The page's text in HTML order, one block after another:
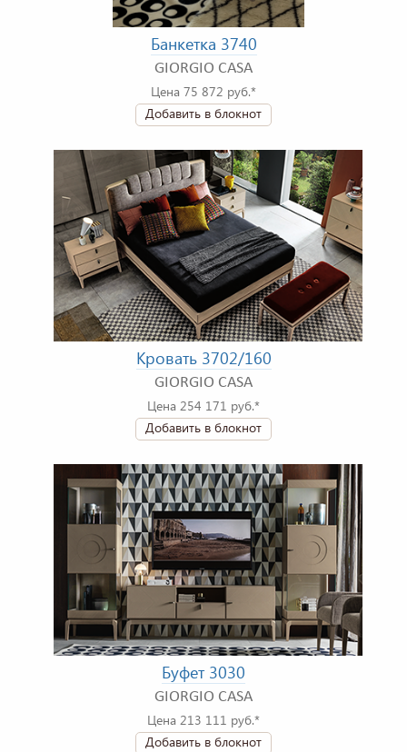
Банкетка 3740
GIORGIO CASA
Цена 75 872 руб.*
Добавить в блокнот
Кровать 3702/160
GIORGIO CASA
Цена 254 171 руб.*
Добавить в блокнот
Буфет 3030
GIORGIO CASA
Цена 213 111 руб.*
Добавить в блокнот